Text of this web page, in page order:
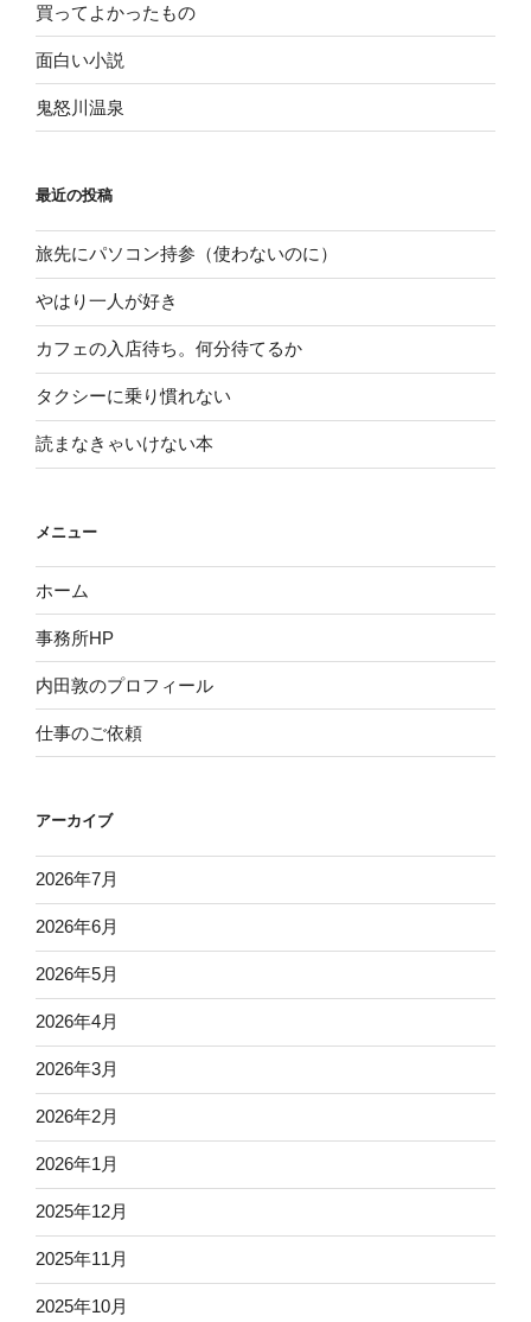
買ってよかったもの
面白い小説
鬼怒川温泉
最近の投稿
旅先にパソコン持参（使わないのに）
やはり一人が好き
カフェの入店待ち。何分待てるか
タクシーに乗り慣れない
読まなきゃいけない本
メニュー
ホーム
事務所HP
内田敦のプロフィール
仕事のご依頼
アーカイブ
2026年7月
2026年6月
2026年5月
2026年4月
2026年3月
2026年2月
2026年1月
2025年12月
2025年11月
2025年10月